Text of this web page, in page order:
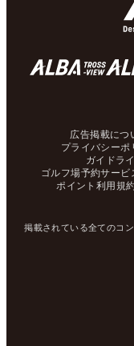
広告掲載につ
プライバシーポ
ガイドラ
ゴルフ場予約サービ
ポイント利用規
掲載されている全てのコ